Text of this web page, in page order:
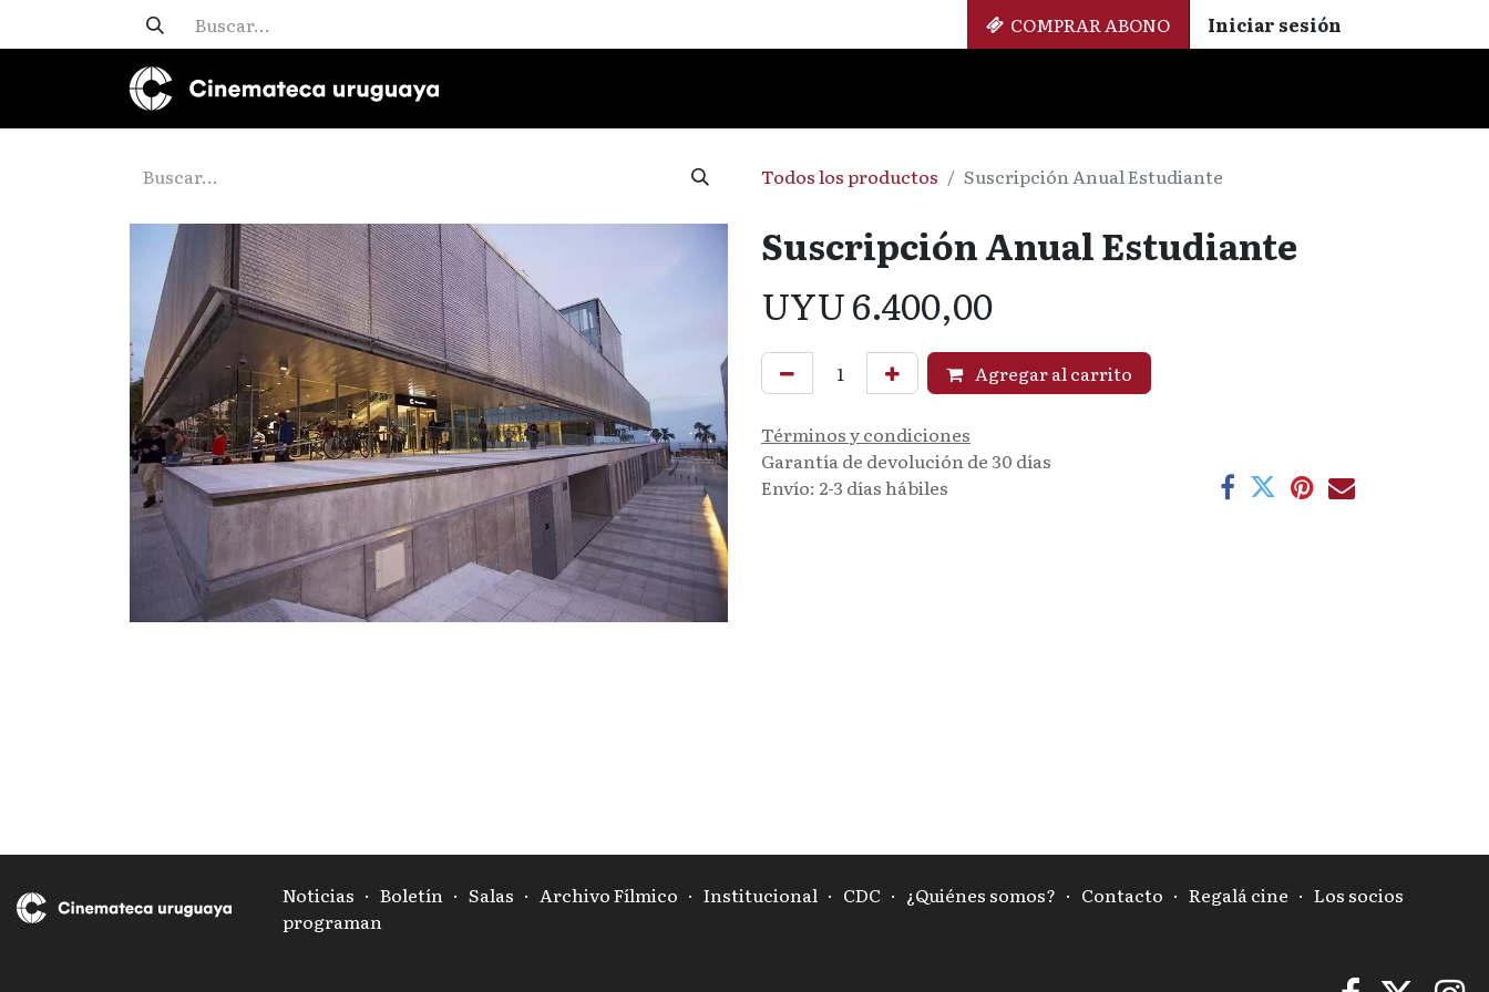
COMPRAR ABONO Iniciar sesión
Todos los productos Suscripción Anual Estudiante
Suscripción Anual Estudiante
UYU6.400,00
Agregar al carrito
Términos y condiciones
Garantía de devolución de 30 días
Envío: 2-3 días hábiles
Noticias · Boletín · Salas · Archivo Fílmico · Institucional · CDC · ¿Quiénes somos? · Contacto · Regalá cine · Los socios
programan